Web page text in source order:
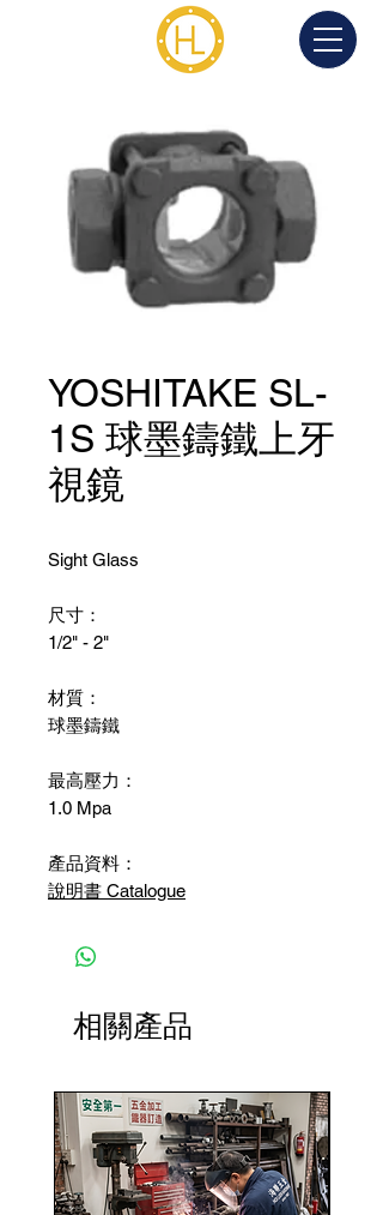
YOSHITAKE SL-
1S 球墨鑄鐵上牙
視鏡
Sight Glass
尺寸：
1/2" - 2"
材質：
球墨鑄鐵
最高壓力：
1.0 Mpa
產品資料：
說明書 Catalogue
相關產品